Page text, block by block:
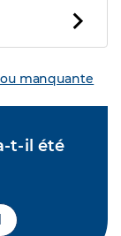
manquante
t-il été